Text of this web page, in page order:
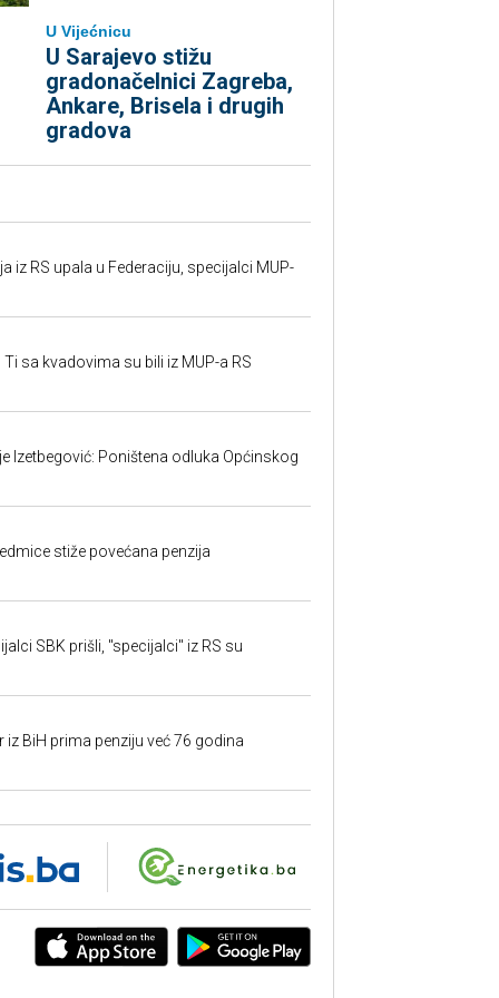
U Vijećnicu
U Sarajevo stižu
gradonačelnici Zagreba,
Ankare, Brisela i drugih
gradova
iz RS upala u Federaciju, specijalci MUP-
sa kvadovima su bili iz MUP-a RS
Izetbegović: Poništena odluka Općinskog
stiže povećana penzija
SBK prišli, "specijalci" iz RS su
iz BiH prima penziju već 76 godina